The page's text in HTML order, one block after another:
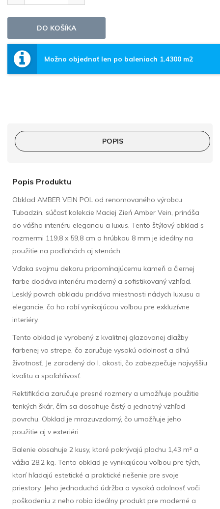
Možno objednať len po baleniach 1.4300 m2
POPIS
Popis Produktu
Obklad AMBER VEIN POL od renomovaného výrobcu
Tubadzin, súčasť kolekcie Maciej Zień Amber Vein, prináša
do vášho interiéru eleganciu a luxus. Tento štýlový obklad s
rozmermi 119,8 x 59,8 cm a hrúbkou 8 mm je ideálny na
použitie na podlahách aj stenách.
Vďaka svojmu dekoru pripomínajúcemu kameň a čiernej
farbe dodáva interiéru moderný a sofistikovaný vzhľad.
Lesklý povrch obkladu pridáva miestnosti nádych luxusu a
elegancie, čo ho robí vynikajúcou voľbou pre exkluzívne
interiéry.
Tento obklad je vyrobený z kvalitnej glazovanej dlažby
farbenej vo strepe, čo zaručuje vysokú odolnosť a dlhú
životnosť. Je zaradený do I. akosti, čo zabezpečuje najvyššiu
kvalitu a spoľahlivosť.
Rektifikácia zaručuje presné rozmery a umožňuje použitie
tenkých škár, čím sa dosahuje čistý a jednotný vzhľad
povrchu. Obklad je mrazuvzdorný, čo umožňuje jeho
použitie aj v exteriéri.
Balenie obsahuje 2 kusy, ktoré pokrývajú plochu 1,43 m² a
vážia 28,2 kg. Tento obklad je vynikajúcou voľbou pre tých,
ktorí hľadajú estetické a praktické riešenie pre svoje
priestory. Jeho jednoduchá údržba a vysoká odolnosť voči
poškodeniu z neho robia ideálny produkt pre moderné a